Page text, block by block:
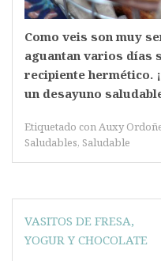
Como veis son muy
aguantan varios días
recipiente hermético.
un desayuno
Etiquetado conAuxy
Saludables, Saludable
Navegación
de
VASITOS DE FRESA,
YOGUR Y CHOCOLATE